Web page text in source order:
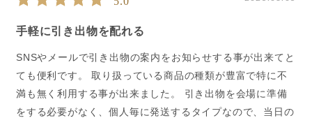
手軽に引き出物を配れる
SNSやメールで引き出物の案内をお知らせする事が出来てと
ても便利です。 取り扱っている商品の種類が豊富で特に不
満も無く利用する事が出来ました。 引き出物を会場に準備
をする必要がなく、個人毎に発送するタイプなので、当日の